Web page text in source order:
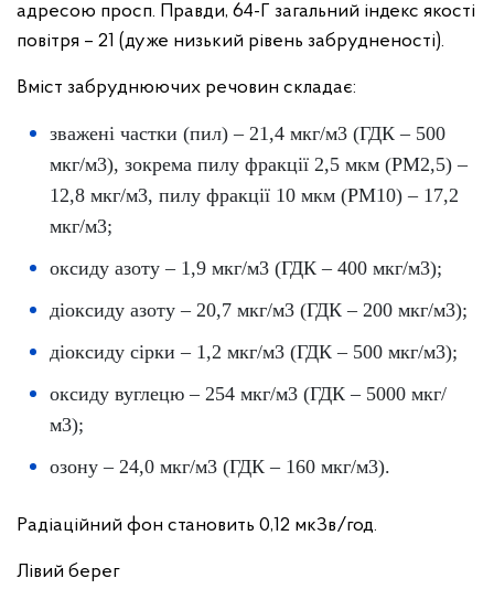
адресою просп. Правди, 64-Г загальний індекс якості
повітря – 21 (дуже низький рівень забрудненості).
Вміст забруднюючих речовин складає:
зважені частки (пил) – 21,4 мкг/м3 (ГДК – 500
мкг/м3), зокрема пилу фракції 2,5 мкм (PM2,5) –
12,8 мкг/м3, пилу фракції 10 мкм (PM10) – 17,2
мкг/м3;
оксиду азоту – 1,9 мкг/м3 (ГДК – 400 мкг/м3);
діоксиду азоту – 20,7 мкг/м3 (ГДК – 200 мкг/м3);
діоксиду сірки – 1,2 мкг/м3 (ГДК – 500 мкг/м3);
оксиду вуглецю – 254 мкг/м3 (ГДК – 5000 мкг/
м3);
озону – 24,0 мкг/м3 (ГДК – 160 мкг/м3).
Радіаційний фон становить 0,12 мкЗв/год.
Лівий берег